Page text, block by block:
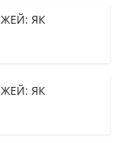
ЯК
ЯК